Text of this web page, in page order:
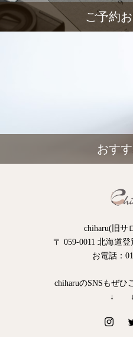
ご予約
おす
chiharu(旧サ
〒 059-0011 北海道
お電話：
chiharuのSNSもぜひ
↓